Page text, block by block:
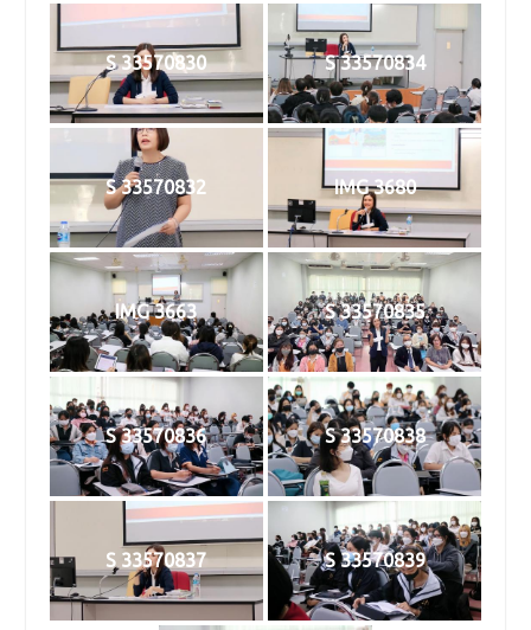
ร่วมกันสร้างพื้นที่การทำงานที่
ปลอดภัย ซึ่งครอบคลุมหน่วย
งานภายในกลุ่มอาคารทั้ง 3
คณะ และ 1 กอง
คณะนิติศาสตร์ มหาวิทยาลัย
นเรศวร จัดโครงการปฐมนิเทศ
และพบผู้ปกครอง ประจำปีการ
ศึกษา 2569 โดยได้รับเกียรติ
จาก รองศาสตราจารย์ ดร.บุญ
ญรัตน์ โชคบันดาลชัย คณบดี
คณะนิติศาสตร์ ให้เกียรติเป็น
ประธานในพิธีเปิด พร้อมกล่าว
ต้อนรับและให้โอวาทแก่นิสิตใหม่
มีวัตถุประสงค์เพื่อให้ผู้ปกครอง
และนิสิตได้ทราบถึงนโยบาย
ด้านการเรียนการสอนของคณะ
นิติศาสตร์
S 33570830 S 33570834
S 33570832 IMG 3680
IMG 3663 S 33570835
S 33570836 S 33570838
S 33570837 S 33570839